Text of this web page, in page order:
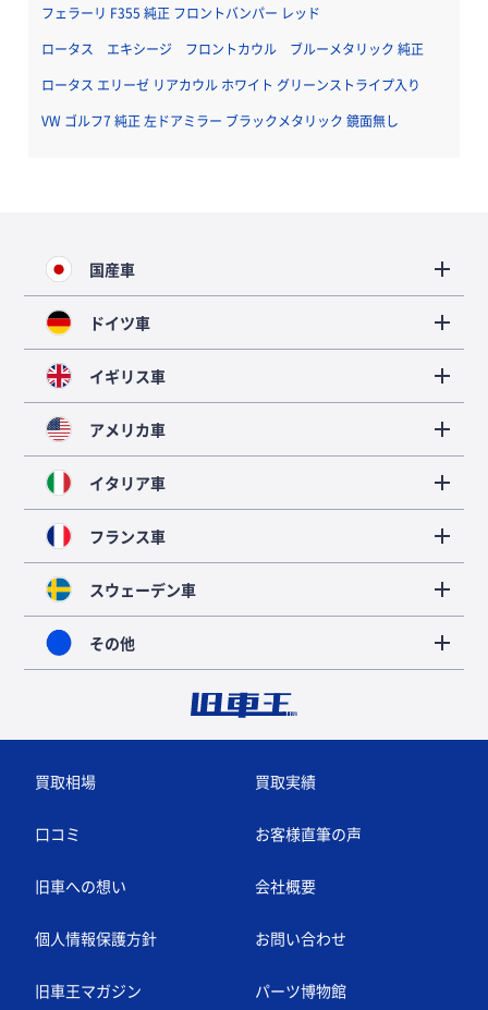
フェラーリ F355 純正 フロントバンパー レッド
ロータス エキシージ フロントカウル ブルーメタリック 純正
ロータス エリーゼ リアカウル ホワイト グリーンストライプ入り
VW ゴルフ7 純正 左ドアミラー ブラックメタリック 鏡面無し
国産車
ドイツ車
イギリス車
アメリカ車
イタリア車
フランス車
スウェーデン車
その他
買取相場 買取実績
口コミ お客様直筆の声
旧車への想い 会社概要
個人情報保護方針 お問い合わせ
旧車王マガジン パーツ博物館